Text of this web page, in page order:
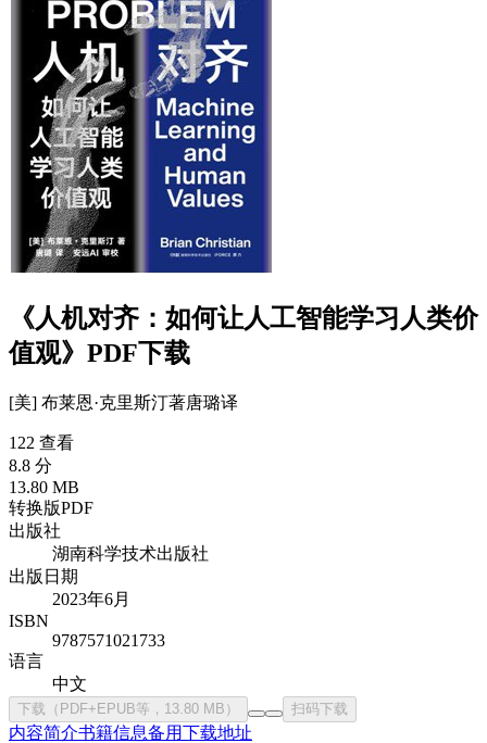
《人机对齐：如何让人工智能学习人类价
值观》PDF下载
[美] 布莱恩·克里斯汀著唐璐译
122 查看
8.8 分
13.80 MB
转换版PDF
出版社
湖南科学技术出版社
出版日期
2023年6月
ISBN
9787571021733
语言
中文
下载（PDF+EPUB等，13.80 MB） 扫码下载
内容简介书籍信息备用下载地址